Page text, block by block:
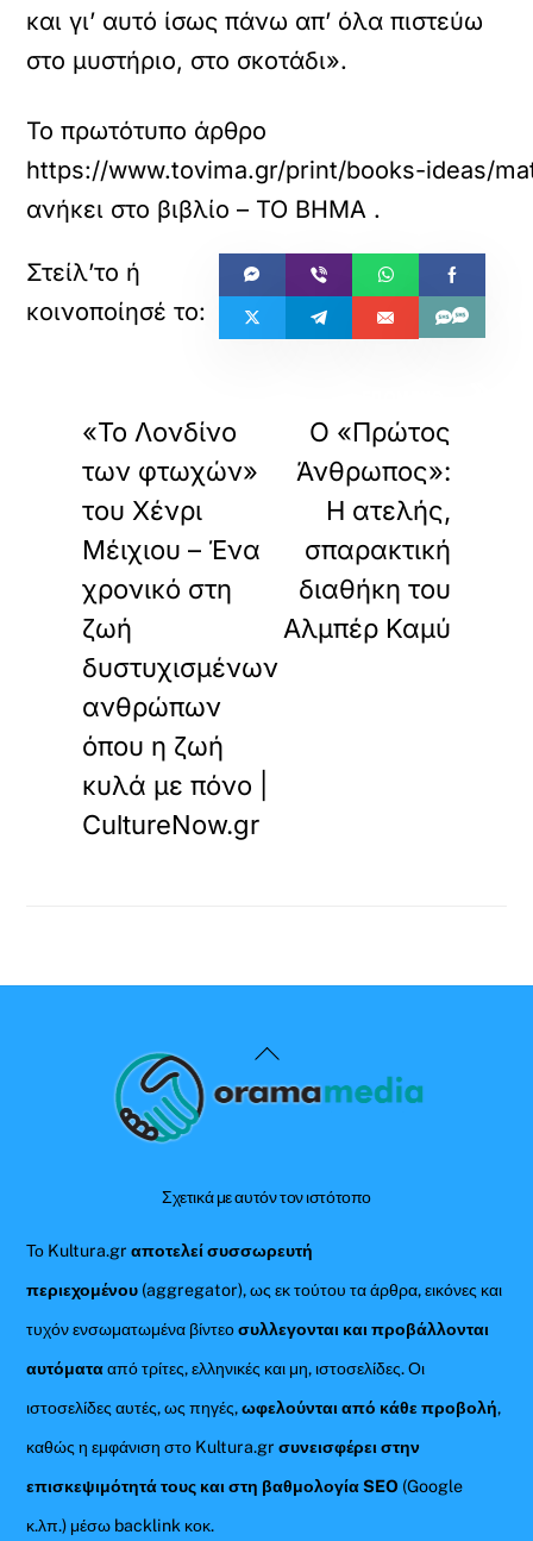
και γι’ αυτό ίσως πάνω απ’ όλα πιστεύω
στο μυστήριο, στο σκοτάδι».
Το πρωτότυπο άρθρο
https://www.tovima.gr/print/books-ideas/
ανήκει στο βιβλίο – ΤΟ ΒΗΜΑ .
«Το Λονδίνο
των φτωχών»
του Χένρι
Μέιχιου – Ένα
χρονικό στη
ζωή
δυστυχισμένων
ανθρώπων
όπου η ζωή
κυλά με πόνο |
CultureNow.gr
Ο «Πρώτος
Άνθρωπος»:
Η ατελής,
σπαρακτική
διαθήκη του
Αλμπέρ Καμύ
Back
To
Σχετικά με αυτόν τον ιστότοπο
Το Kultura.grαποτελεί συσσωρευτή
περιεχομένου (aggregator), ως εκ τούτου τα άρθρα, εικόνες και
τυχόν ενσωματωμένα βίντεοσυλλεγονται και προβάλλονται
αυτόματααπό τρίτες, ελληνικές και μη, ιστοσελίδες. Οι
ιστοσελίδες αυτές, ως πηγές,ωφελούνται από κάθε προβολή,
καθώς η εμφάνιση στο Kultura.gr συνεισφέρει στην
επισκεψιμότητά τους και στη βαθμολογία SEO (Google
κ.λπ.) μέσω backlink κοκ.